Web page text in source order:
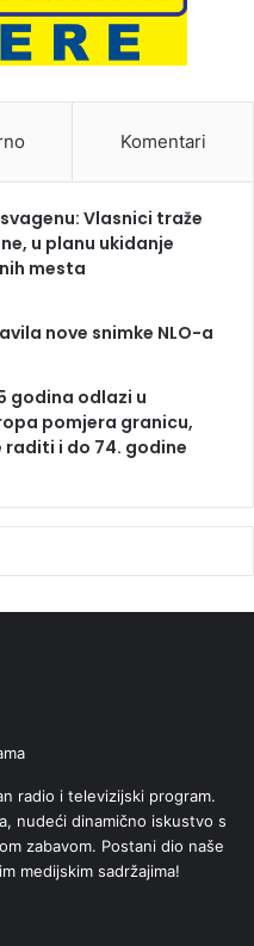
Komentari
Vlasnici traže
u planu ukidanje
mesta
nove snimke NLO-a
godina odlazi u
pomjera granicu,
raditi i do 74. godine
radio i televizijski program.
nudeći dinamično iskustvo s
zabavom. Postani dio naše
medijskim sadržajima!